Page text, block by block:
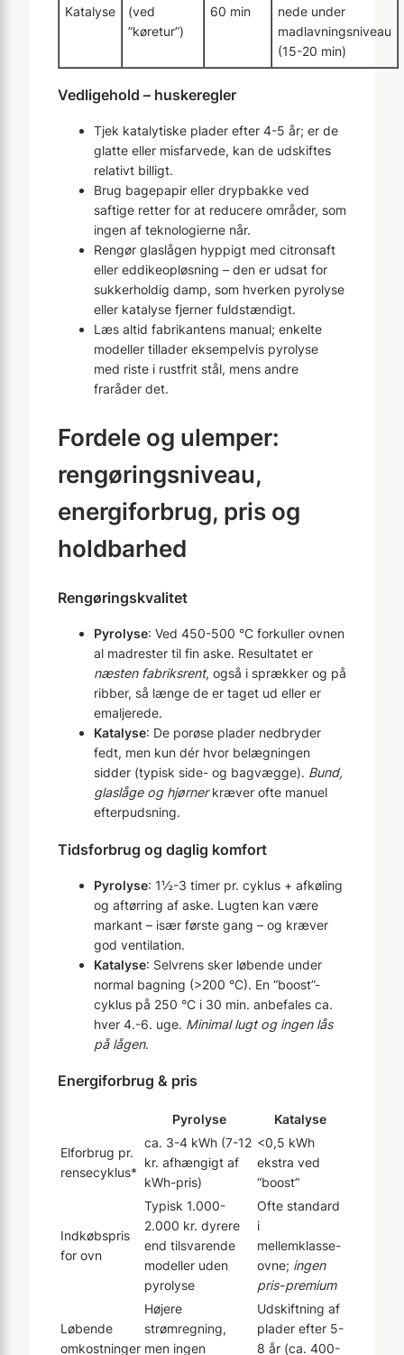
Katalyse
(ved
”køretur”)
60 min
nede under
madlavningsniveau
(15-20 min)
Vedligehold – huskeregler
Tjek katalytiske plader efter 4-5 år; er de
glatte eller misfarvede, kan de udskiftes
relativt billigt.
Brug bagepapir eller drypbakke ved
saftige retter for at reducere områder, som
ingen af teknologierne når.
Rengør glaslågen hyppigt med citronsaft
eller eddikeopløsning – den er udsat for
sukkerholdig damp, som hverken pyrolyse
eller katalyse fjerner fuldstændigt.
Læs altid fabrikantens manual; enkelte
modeller tillader eksempelvis pyrolyse
med riste i rustfrit stål, mens andre
fraråder det.
Fordele og ulemper:
rengøringsniveau,
energiforbrug, pris og
holdbarhed
Rengøringskvalitet
Pyrolyse: Ved 450-500 °C forkuller ovnen
al madrester til fin aske. Resultatet er
næsten fabriksrent, også i sprækker og på
ribber, så længe de er taget ud eller er
emaljerede.
Katalyse: De porøse plader nedbryder
fedt, men kun dér hvor belægningen
sidder (typisk side- og bagvægge). Bund,
glaslåge og hjørnerkræver ofte manuel
efterpudsning.
Tidsforbrug og daglig komfort
Pyrolyse: 1½-3 timer pr. cyklus + afkøling
og aftørring af aske. Lugten kan være
markant – især første gang – og kræver
god ventilation.
Katalyse: Selvrens sker løbende under
normal bagning (>200 °C). En “boost”-
cyklus på 250 °C i 30 min. anbefales ca.
hver 4.-6. uge. Minimal lugt og ingen lås
på lågen.
Energiforbrug & pris
Pyrolyse Katalyse
Elforbrug pr.
rensecyklus*
ca. 3-4 kWh (7-12
kr. afhængigt af
kWh-pris)
<0,5 kWh
ekstra ved
“boost”
Indkøbspris
for ovn
Typisk 1.000-
2.000 kr. dyrere
end tilsvarende
modeller uden
pyrolyse
Ofte standard
i
mellemklasse-
ovne; ingen
pris-premium
Løbende
omkostninger
Højere
strømregning,
men ingen
Udskiftning af
plader efter 5-
8 år (ca. 400-